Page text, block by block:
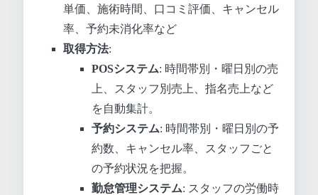
単価、施術時間、口コミ評価、キャンセル
率、予約未消化率など
取得方法:
POSシステム: 時間帯別・曜日別の売
上、スタッフ別売上、指名売上など
を自動集計。
予約システム: 時間帯別・曜日別の予
約数、キャンセル率、スタッフごと
の予約状況を把握。
勤怠管理システム: スタッフの労働時